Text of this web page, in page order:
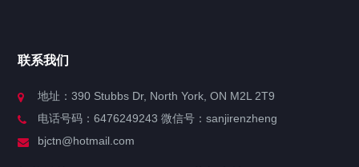
服务分类
联系我们
地址：390 Stubbs Dr, North York, ON M2L 2T9
电话号码：6476249243 微信号：sanjirenzheng
bjctn@hotmail.com